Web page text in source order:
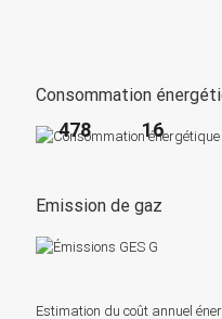
Consommation
478 16
Emission de gaz
Estimation du coût annuel